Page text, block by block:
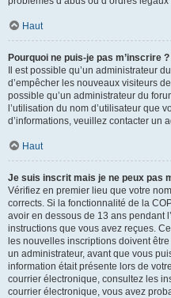
Haut
Pourquoi ne puis-je pas m’inscrire ?
Il est possible qu’un administrateur
d’empêcher les nouveaux visiteurs
possible qu’un administrateur du
l’utilisation du nom d’utilisateur que
d’informations, veuillez contacter un
Haut
Je suis inscrit mais je ne peux pas
Vérifiez en premier lieu que votre
corrects. Si la fonctionnalité de la
avoir en dessous de 13 ans pendant
instructions que vous avez reçues.
les nouvelles inscriptions doivent
un administrateur, avant que vous
information était présente lors de
courrier électronique, consultez les
courrier électronique, vous avez